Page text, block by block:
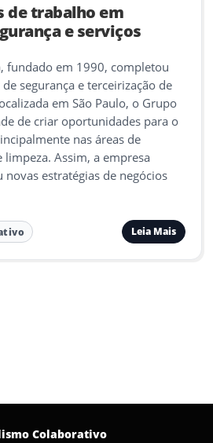
de trabalho em
e serviços
fundado em 1990, completou
segurança e terceirização de
em São Paulo, o Grupo
de criar oportunidades para o
nas áreas de
limpeza. Assim, a empresa
estratégias de negócios
Leia Mais
Colaborativo